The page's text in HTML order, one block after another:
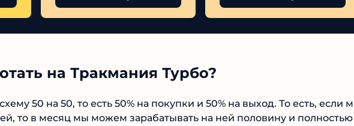
Обзор Обзор
на Тракмания Турбо?
50 на 50, то есть 50% на покупки и 50% на выход. То есть, если мы